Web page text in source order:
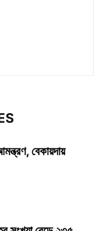
বেকায়দায়